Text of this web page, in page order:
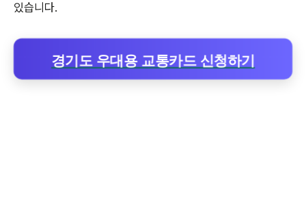
있습니다.
경기도 우대용 교통카드 신청하기